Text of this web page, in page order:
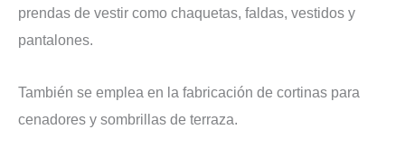
prendas de vestir como chaquetas, faldas, vestidos y
pantalones.
También se emplea en la fabricación de cortinas para
cenadores y sombrillas de terraza.